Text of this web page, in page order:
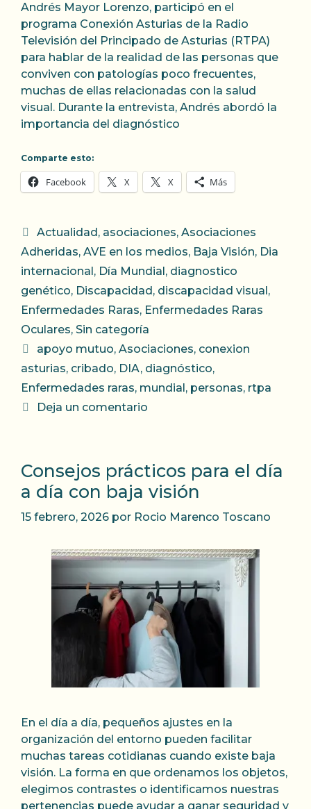
Andrés Mayor Lorenzo, participó en el
programa Conexión Asturias de la Radio
Televisión del Principado de Asturias (RTPA)
para hablar de la realidad de las personas que
conviven con patologías poco frecuentes,
muchas de ellas relacionadas con la salud
visual. Durante la entrevista, Andrés abordó la
importancia del diagnóstico
Comparte esto:
Facebook X X Más
Categorías
Actualidad , asociaciones, Asociaciones
Adheridas, AVE en los medios, Baja Visión, Dia
internacional , Día Mundial , diagnostico
genético, Discapacidad , discapacidad visual ,
Enfermedades Raras, Enfermedades Raras
Oculares, Sin categoría
Etiquetas
apoyo mutuo, Asociaciones, conexion
asturias, cribado, DIA, diagnóstico,
Enfermedades raras, mundial , personas, rtpa
Deja un comentario
Consejos prácticos para el día
a día con baja visión
15 febrero, 2026 por Rocio Marenco Toscano
En el día a día, pequeños ajustes en la
organización del entorno pueden facilitar
muchas tareas cotidianas cuando existe baja
visión. La forma en que ordenamos los objetos,
elegimos contrastes o identificamos nuestras
pertenencias puede ayudar a ganar seguridad y